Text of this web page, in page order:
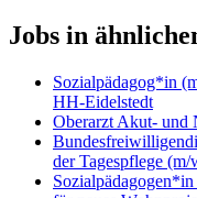
Jobs in
Sozialpädagog*in
HH-Eidelstedt
Oberarzt Akut- und
der Tagespflege (m/